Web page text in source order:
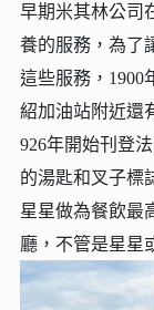
早期米其林公司
養的服務，為了
這些服務，1900
紹加油站附近還
926年開始刊登
的湯匙和叉子標
星星做為餐飲最
廳，不管是星星